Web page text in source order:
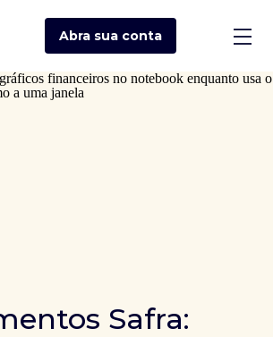
Abra sua conta
Safra: